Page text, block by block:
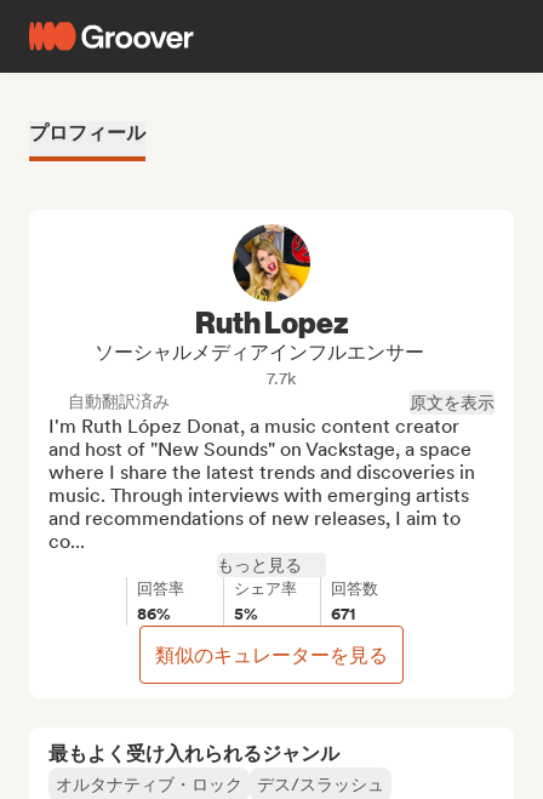
プロフィール
最もよく受け入れられるジャンル
オルタナティブ・ロック
デス/スラッシュ
Ruth Lopez
ソーシャルメディアインフルエンサー
7.7k
自動翻訳済み
原文を表示
I'm Ruth López Donat, a music content creator
and host of "New Sounds" on Vackstage, a space
where I share the latest trends and discoveries in
music. Through interviews with emerging artists
and recommendations of new releases, I aim to
co...
もっと見る
回答率
86%
シェア率
5%
回答数
671
類似のキュレーターを見る